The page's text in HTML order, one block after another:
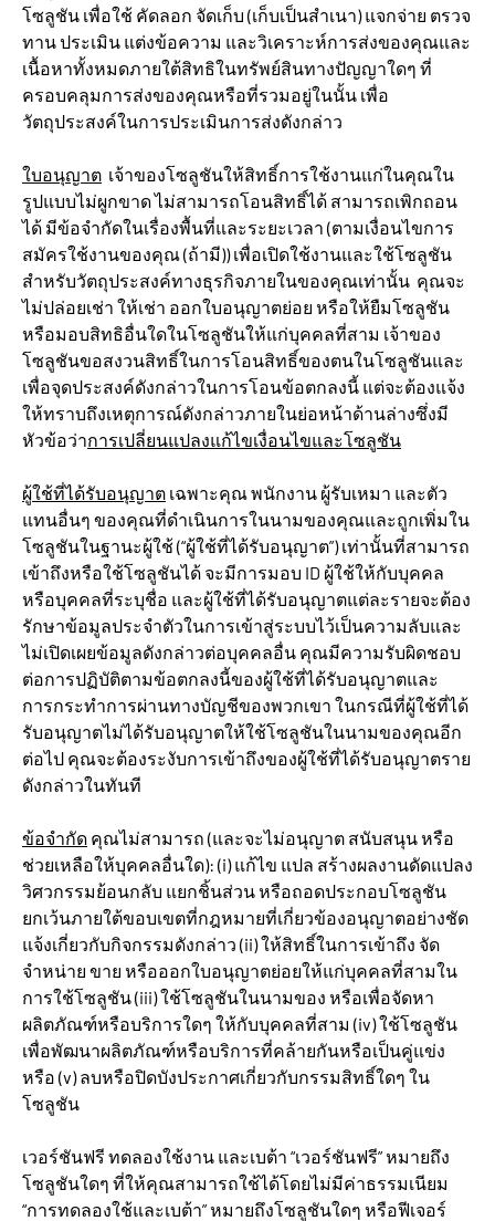
โซลูชัน เพื่อใช้ คัดลอก จัดเก็บ (เก็บเป็นสำเนา) แจกจ่าย ตรวจ
ทาน ประเมิน แต่งข้อความ และวิเคราะห์การส่งของคุณและ
เนื้อหาทั้งหมดภายใต้สิทธิในทรัพย์สินทางปัญญาใดๆ ที่
ครอบคลุมการส่งของคุณหรือที่รวมอยู่ในนั้น เพื่อ
วัตถุประสงค์ในการประเมินการส่งดังกล่าว
ใบอนุญาต เจ้าของโซลูชันให้สิทธิ์การใช้งานแก่ในคุณใน
รูปแบบไม่ผูกขาด ไม่สามารถโอนสิทธิ์ได้ สามารถเพิกถอน
ได้ มีข้อจำกัดในเรื่องพื้นที่และระยะเวลา (ตามเงื่อนไขการ
สมัครใช้งานของคุณ (ถ้ามี)) เพื่อเปิดใช้งานและใช้โซลูชัน
สำหรับวัตถุประสงค์ทางธุรกิจภายในของคุณเท่านั้น คุณจะ
ไม่ปล่อยเช่า ให้เช่า ออกใบอนุญาตย่อย หรือให้ยืมโซลูชัน
หรือมอบสิทธิอื่นใดในโซลูชันให้แก่บุคคลที่สาม เจ้าของ
โซลูชันขอสงวนสิทธิ์ในการโอนสิทธิ์ของตนในโซลูชันและ
เพื่อจุดประสงค์ดังกล่าวในการโอนข้อตกลงนี้ แต่จะต้องแจ้ง
ให้ทราบถึงเหตุการณ์ดังกล่าวภายในย่อหน้าด้านล่างซึ่งมี
หัวข้อว่าการเปลี่ยนแปลงแก้ไขเงื่อนไขและโซลูชัน
ผู้ใช้ที่ได้รับอนุญาต เฉพาะคุณ พนักงาน ผู้รับเหมา และตัว
แทนอื่นๆ ของคุณที่ดำเนินการในนามของคุณและถูกเพิ่มใน
โซลูชันในฐานะผู้ใช้ (“ผู้ใช้ที่ได้รับอนุญาต”) เท่านั้นที่สามารถ
เข้าถึงหรือใช้โซลูชันได้ จะมีการมอบ ID ผู้ใช้ให้กับบุคคล
หรือบุคคลที่ระบุชื่อ และผู้ใช้ที่ได้รับอนุญาตแต่ละรายจะต้อง
รักษาข้อมูลประจำตัวในการเข้าสู่ระบบไว้เป็นความลับและ
ไม่เปิดเผยข้อมูลดังกล่าวต่อบุคคลอื่น คุณมีความรับผิดชอบ
ต่อการปฏิบัติตามข้อตกลงนี้ของผู้ใช้ที่ได้รับอนุญาตและ
การกระทำการผ่านทางบัญชีของพวกเขา ในกรณีที่ผู้ใช้ที่ได้
รับอนุญาตไม่ได้รับอนุญาตให้ใช้โซลูชันในนามของคุณอีก
ต่อไป คุณจะต้องระงับการเข้าถึงของผู้ใช้ที่ได้รับอนุญาตราย
ดังกล่าวในทันที
ข้อจำกัด คุณไม่สามารถ (และจะไม่อนุญาต สนับสนุน หรือ
ช่วยเหลือให้บุคคลอื่นใด): (i) แก้ไข แปล สร้างผลงานดัดแปลง
วิศวกรรมย้อนกลับ แยกชิ้นส่วน หรือถอดประกอบโซลูชัน
ยกเว้นภายใต้ขอบเขตที่กฎหมายที่เกี่ยวข้องอนุญาตอย่างชัด
แจ้งเกี่ยวกับกิจกรรมดังกล่าว (ii) ให้สิทธิ์ในการเข้าถึง จัด
จำหน่าย ขาย หรือออกใบอนุญาตย่อยให้แก่บุคคลที่สามใน
การใช้โซลูชัน (iii) ใช้โซลูชันในนามของ หรือเพื่อจัดหา
ผลิตภัณฑ์หรือบริการใดๆ ให้กับบุคคลที่สาม (iv) ใช้โซลูชัน
เพื่อพัฒนาผลิตภัณฑ์หรือบริการที่คล้ายกันหรือเป็นคู่แข่ง
หรือ (v) ลบหรือปิดบังประกาศเกี่ยวกับกรรมสิทธิ์ใดๆ ใน
โซลูชัน
เวอร์ชันฟรี ทดลองใช้งาน และเบต้า “เวอร์ชันฟรี” หมายถึง
โซลูชันใดๆ ที่ให้คุณสามารถใช้ได้โดยไม่มีค่าธรรมเนียม
“การทดลองใช้และเบต้า” หมายถึงโซลูชันใดๆ หรือฟีเจอร์